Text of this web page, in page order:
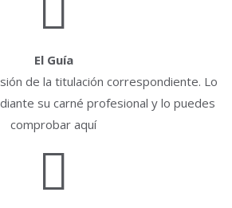
El Guía
de la titulación correspondiente. Lo
su carné profesional y lo puedes
comprobar aquí